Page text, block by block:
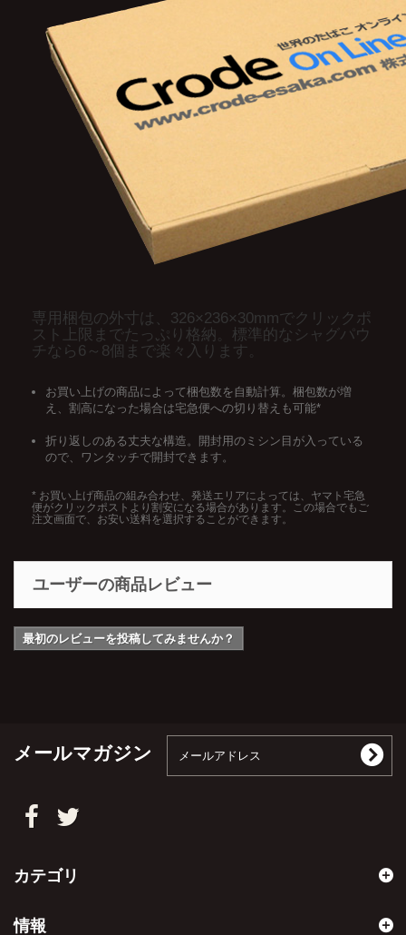
専用梱包の外寸は、326×236×30mmでクリックポ
スト上限までたっぷり格納。標準的なシャグパウ
チなら6～8個まで楽々入ります。
お買い上げの商品によって梱包数を自動計算。梱包数が増
え、割高になった場合は宅急便への切り替えも可能*
折り返しのある丈夫な構造。開封用のミシン目が入っている
ので、ワンタッチで開封できます。
* お買い上げ商品の組み合わせ、発送エリアによっては、ヤマト宅急
便がクリックポストより割安になる場合があります。この場合でもご
注文画面で、お安い送料を選択することができます。
ユーザーの商品レビュー
最初のレビューを投稿してみませんか？
メールマガジン
カテゴリ
情報